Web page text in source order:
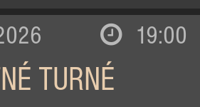
19:00
TURNÉ